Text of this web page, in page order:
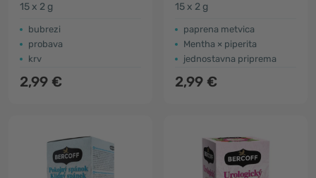
15 x 2 g
bubrezi
probava
krv
2,99 €
15 x 2 g
paprena metvica
Mentha × piperita
jednostavna priprema
2,99 €